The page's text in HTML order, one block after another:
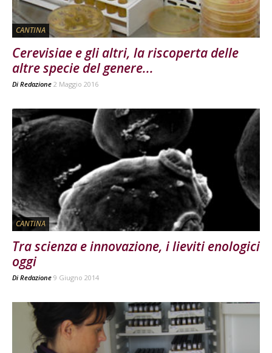
CANTINA
Cerevisiae e gli altri, la riscoperta delle
altre specie del genere...
Di Redazione 2 Maggio 2016
CANTINA
Tra scienza e innovazione, i lieviti enologici
oggi
Di Redazione 9 Giugno 2014